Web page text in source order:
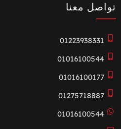
تواصل معنا
01223938331
01016100544
01016100177
01275718887
01016100544